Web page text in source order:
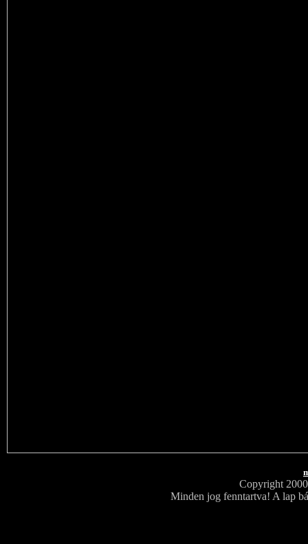
Copyright
Minden jog fenntartva! A lap